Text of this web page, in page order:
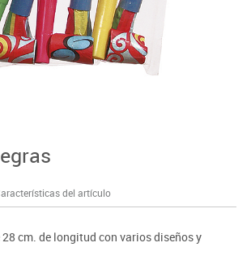
del artículo
cm. de longitud con varios diseños y